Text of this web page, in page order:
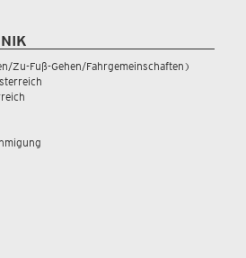
Zu-Fuß-Gehen/Fahrgemeinschaften)